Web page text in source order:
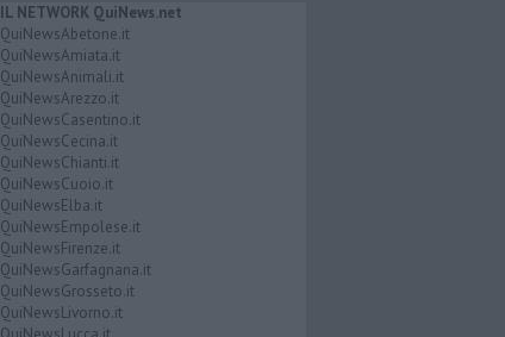
IL NETWORK QuiNews.net
QuiNewsAbetone.it
QuiNewsAmiata.it
QuiNewsAnimali.it
QuiNewsArezzo.it
QuiNewsCasentino.it
QuiNewsCecina.it
QuiNewsChianti.it
QuiNewsCuoio.it
QuiNewsElba.it
QuiNewsEmpolese.it
QuiNewsFirenze.it
QuiNewsGarfagnana.it
QuiNewsGrosseto.it
QuiNewsLivorno.it